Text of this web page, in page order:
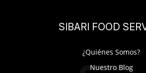
SIBARI FOOD
¿Quiénes Somos?
Nuestro Blog